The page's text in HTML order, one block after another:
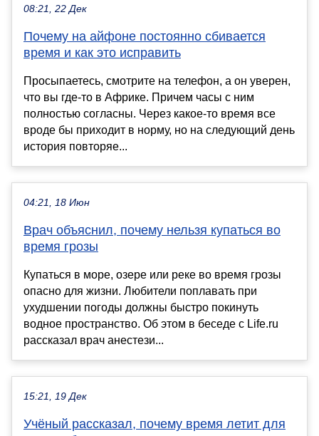
08:21, 22 Дек
Почему на айфоне постоянно сбивается
время и как это исправить
Просыпаетесь, смотрите на телефон, а он уверен,
что вы где-то в Африке. Причем часы с ним
полностью согласны. Через какое-то время все
вроде бы приходит в норму, но на следующий день
история повторяе...
04:21, 18 Июн
Врач объяснил, почему нельзя купаться во
время грозы
Купаться в море, озере или реке во время грозы
опасно для жизни. Любители поплавать при
ухудшении погоды должны быстро покинуть
водное пространство. Об этом в беседе с Life.ru
рассказал врач анестези...
15:21, 19 Дек
Учёный рассказал, почему время летит для